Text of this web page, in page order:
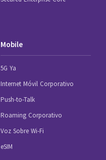
Mobile
5G Ya
Internet Móvil Corporativo
Push-to-Talk
Roaming Corporativo
Voz Sobre Wi-Fi
eSIM